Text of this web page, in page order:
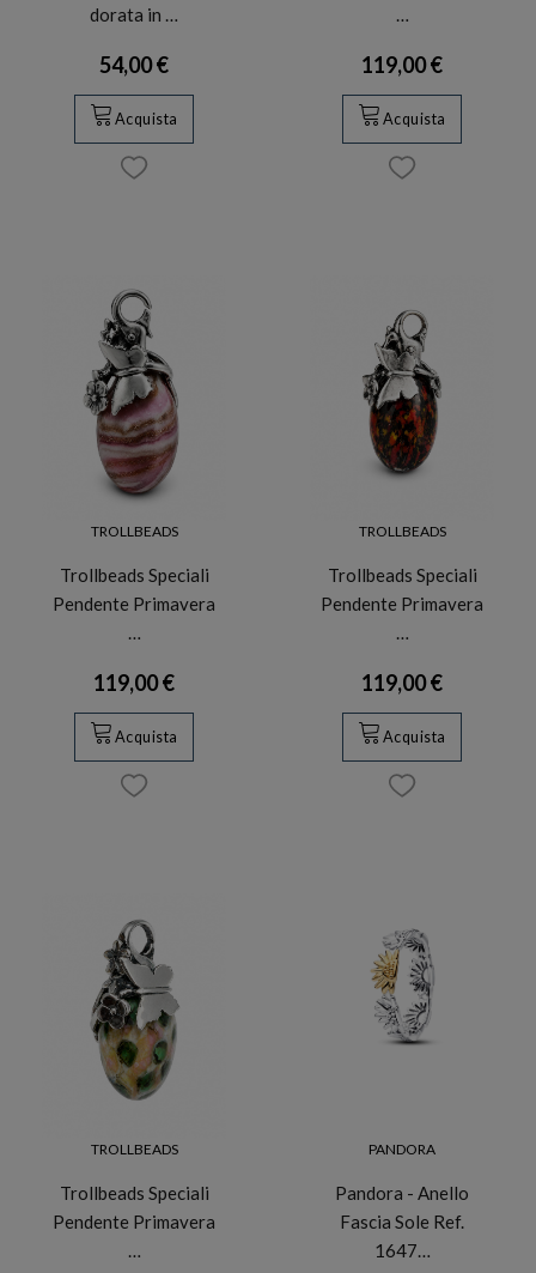
dorata in …
54,00 €
Acquista
…
119,00 €
Acquista
TROLLBEADS
Trollbeads Speciali
Pendente Primavera
…
119,00 €
Acquista
TROLLBEADS
Trollbeads Speciali
Pendente Primavera
…
119,00 €
Acquista
TROLLBEADS
Trollbeads Speciali
Pendente Primavera
…
PANDORA
Pandora - Anello
Fascia Sole Ref.
1647…